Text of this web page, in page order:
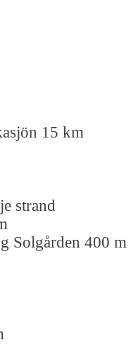
15 km
strand
Solgården 400 m